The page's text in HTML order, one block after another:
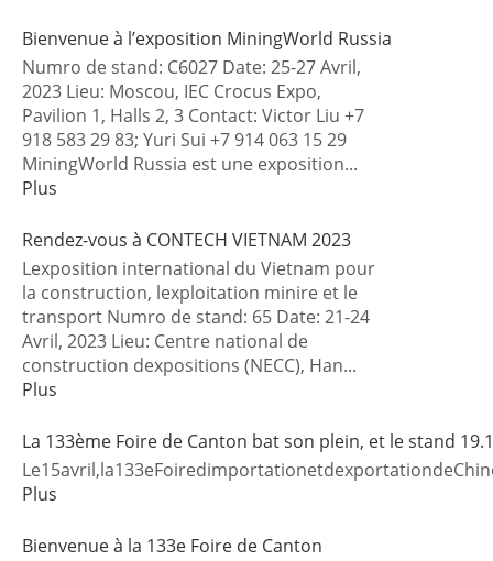
Bienvenue à l’exposition MiningWorld Russia
Numro de stand: C6027 Date: 25-27 Avril,
2023 Lieu: Moscou, IEC Crocus Expo,
Pavilion 1, Halls 2, 3 Contact: Victor Liu +7
918 583 29 83; Yuri Sui +7 914 063 15 29
MiningWorld Russia est une exposition...
Plus
Rendez-vous à CONTECH VIETNAM 2023
Lexposition international du Vietnam pour
la construction, lexploitation minire et le
transport Numro de stand: 65 Date: 21-24
Avril, 2023 Lieu: Centre national de
construction dexpositions (NECC), Han...
Plus
La 133ème Foire de Canton bat son plein, et le stand
Plus
Bienvenue à la 133e Foire de Canton